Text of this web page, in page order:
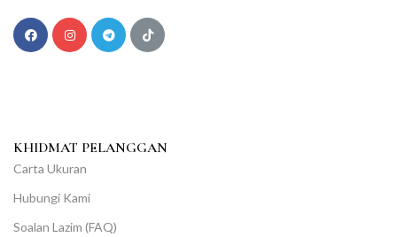
KHIDMAT PELANGGAN
Carta Ukuran
Hubungi Kami
Soalan Lazim (FAQ)